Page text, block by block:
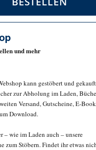
und mehr
kann gestöbert und gekauft
zur Abholung im Laden,
Versand, Gutscheine, E-
Download.
– wie im Laden auch – unsere
zum Stöbern. Findet ihr etwas